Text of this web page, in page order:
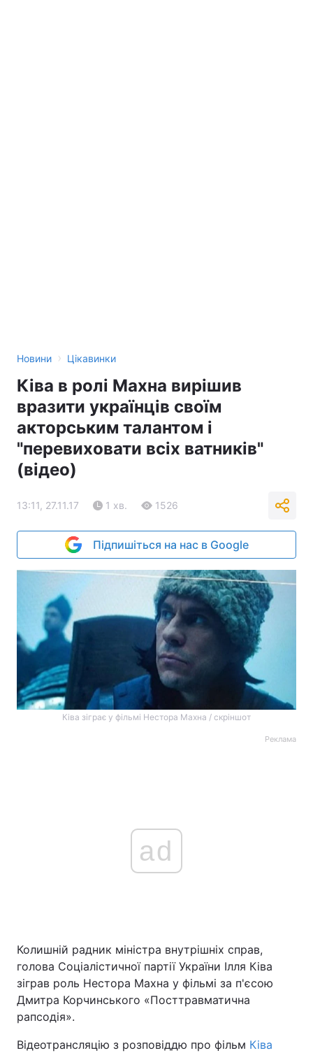
Новини › Цікавинки
Ківа в ролі Махна вирішив
вразити українців своїм
акторським талантом і
"перевиховати всіх ватників"
(відео)
13:11, 27.11.17 1 хв. 1526
Підпишіться на нас в Google
Ківа зіграє у фільмі Нестора Махна / скріншот
Реклама
ad
Колишній радник міністра внутрішніх справ,
голова Соціалістичної партії України Ілля Ківа
зіграв роль Нестора Махна у фільмі за п'єсою
Дмитра Корчинського «Посттравматична
рапсодія».
Відеотрансляцію з розповіддю про фільм Ківа